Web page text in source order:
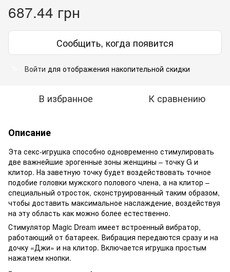
687.44 грн
Сообщить, когда появится
Войти для отображения накопительной скидки
В избранное К сравнению
Описание
Эта секс-игрушка способно одновременно стимулировать
две важнейшие эрогенные зоны женщины – точку G и
клитор. На заветную точку будет воздействовать точное
подобие головки мужского полового члена, а на клитор –
специальный отросток, сконструированный таким образом,
чтобы доставить максимальное наслаждение, воздействуя
на эту область как можно более естественно.
Стимулятор Magic Dream имеет встроенный вибратор,
работающий от батареек. Вибрация передаются сразу и на
дочку «Джи» и на клитор. Включается игрушка простым
нажатием кнопки.